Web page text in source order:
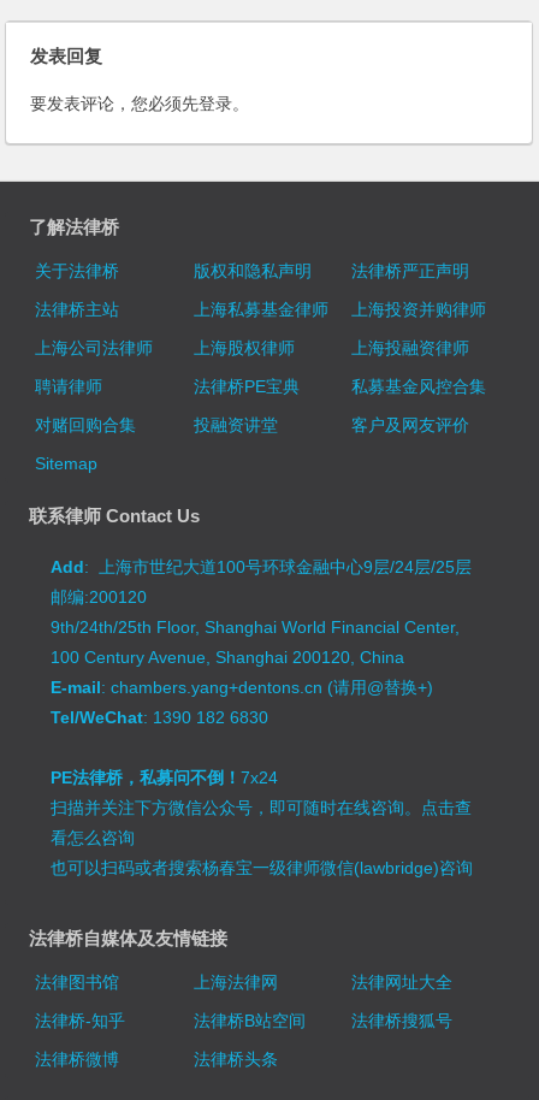
发表回复
要发表评论，您必须先登录。
了解法律桥
关于法律桥 版权和隐私声明
法律桥严正声明
法律桥主站
上海私募基金律师
上海投资并购律师
上海公司法律师
上海股权律师
上海投融资律师
聘请律师
法律桥PE宝典
私募基金风控合集
对赌回购合集
投融资讲堂
客户及网友评价
Sitemap
联系律师 Contact Us
Add: 上海市世纪大道100号环球金融中心9层/24层/25层
邮编:200120
9th/24th/25th Floor, Shanghai World Financial Center,
100 Century Avenue, Shanghai 200120, China
E-mail: chambers.yang+dentons.cn (请用@替换+)
Tel/WeChat: 1390 182 6830
PE法律桥，私募问不倒！7x24
扫描并关注下方微信公众号，即可随时在线咨询。 点击查
看怎么咨询
也可以扫码或者搜索杨春宝一级律师微信(lawbridge)咨询
法律桥自媒体及友情链接
法律图书馆 上海法律网
法律网址大全
法律桥-知乎
法律桥B站空间
法律桥搜狐号
法律桥微博
法律桥头条